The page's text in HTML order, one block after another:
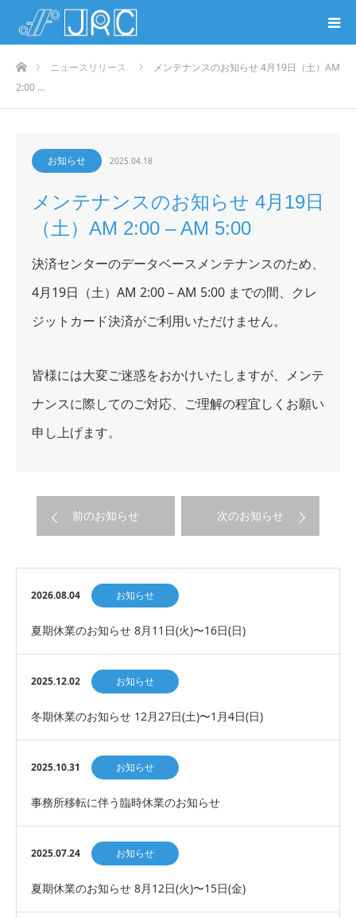
ホームニュースリリース
メンテナンスのお知らせ 4月19日（土）AM
2:00 …
お知らせ 2025.04.18
メンテナンスのお知らせ 4月19日
（土）AM 2:00 – AM 5:00
決済センターのデータベースメンテナンスのため、
4月19日（土）AM 2:00 – AM 5:00 までの間、クレ
ジットカード決済がご利用いただけません。
皆様には大変ご迷惑をおかけいたしますが、メンテ
ナンスに際してのご対応、ご理解の程宜しくお願い
申し上げます。
前のお知らせ 次のお知らせ
2026.08.04 お知らせ
夏期休業のお知らせ 8月11日(火)〜16日(日)
2025.12.02 お知らせ
冬期休業のお知らせ 12月27日(土)〜1月4日(日)
2025.10.31 お知らせ
事務所移転に伴う臨時休業のお知らせ
2025.07.24 お知らせ
夏期休業のお知らせ 8月12日(火)〜15日(金)